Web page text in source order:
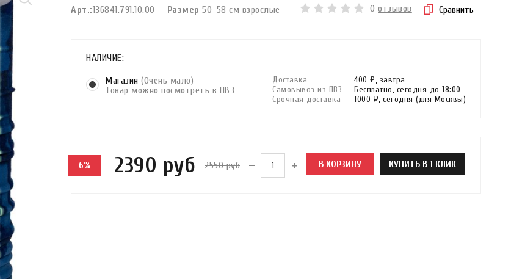
Арт.:136841.791.10.00 Размер 50-58 см взрослые 0 отзывов Сравнить
НАЛИЧИЕ:
Магазин (Очень мало)
Товар можно посмотреть в ПВЗ
Доставка 400 ₽, завтра
Самовывоз из ПВЗ
Бесплатно, сегодня до 18:00
Срочная доставка
1000 ₽, сегодня (для Москвы)
6% 2390 руб 2550 руб В КОРЗИНУ КУПИТЬ В 1 КЛИК